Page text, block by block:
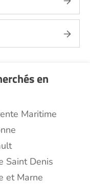
en
Maritime
Saint Denis
et Marne